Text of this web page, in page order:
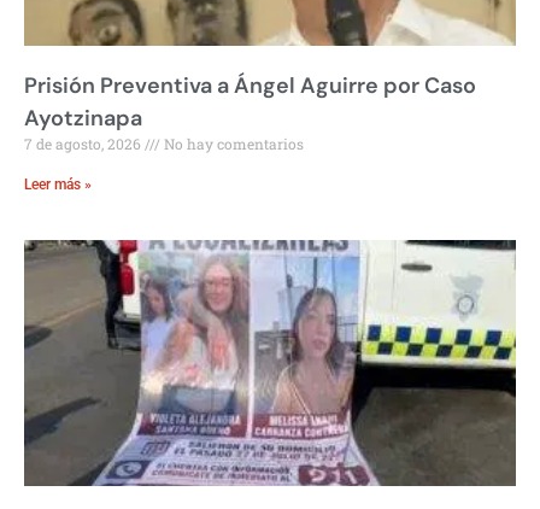
Prisión Preventiva a Ángel Aguirre por Caso
Ayotzinapa
7 de agosto, 2026 No hay comentarios
Leer más »